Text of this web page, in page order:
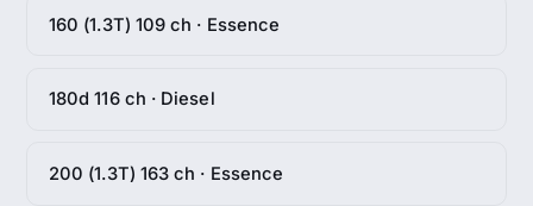
160 (1.3T) 109 ch · Essence
180d 116 ch · Diesel
200 (1.3T) 163 ch · Essence